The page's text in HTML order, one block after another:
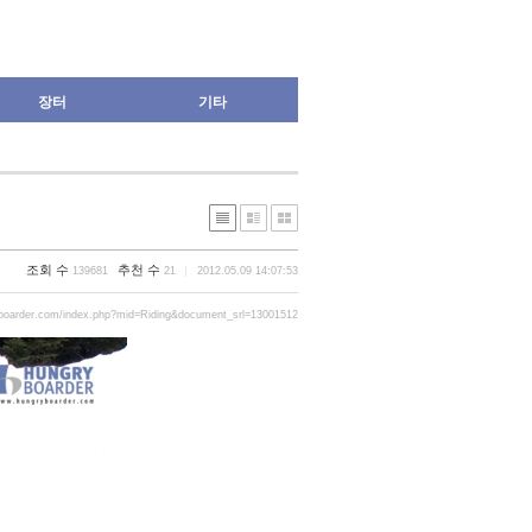
장터 기타
조회 수 139681 추천 수 21 2012.05.09 14:07:53
index.php?mid=Riding&document_srl=13001512